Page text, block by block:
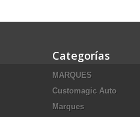
Categorías
MARQUES
Customagic Auto
Marques